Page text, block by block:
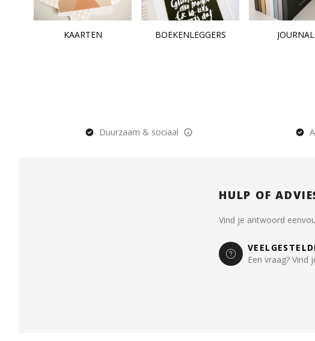
KAARTEN BOEKENLEGGERS
Duurzaam & sociaal
HULP OF
Vind je antwoord
Een vraag? Vind